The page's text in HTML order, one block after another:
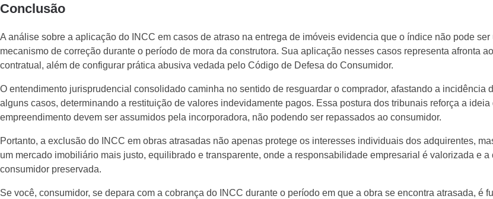
Conclusão
A análise sobre a aplicação do INCC em casos de atraso na entrega de imóveis evidencia que o índice não pode
mecanismo de correção durante o período de mora da construtora. Sua aplicação nesses casos representa afronta
contratual, além de configurar prática abusiva vedada pelo Código de Defesa do Consumidor.
O entendimento jurisprudencial consolidado caminha no sentido de resguardar o comprador, afastando a incidência
alguns casos, determinando a restituição de valores indevidamente pagos. Essa postura dos tribunais reforça a
empreendimento devem ser assumidos pela incorporadora, não podendo ser repassados ao consumidor.
Portanto, a exclusão do INCC em obras atrasadas não apenas protege os interesses individuais dos adquirentes,
um mercado imobiliário mais justo, equilibrado e transparente, onde a responsabilidade empresarial é valorizada e a
consumidor preservada.
Se você, consumidor, se depara com a cobrança do INCC durante o período em que a obra se encontra atrasada, é